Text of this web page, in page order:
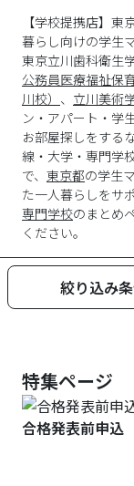
【学校提携店】
暮らし向けの学生
東京立川歯科衛生
公務員医療福祉保
川校） 、 立川美術
ン・アパート・学
お部屋探しをする
線・大学・専門学
で、 東京都の学生
た一人暮らしをサ
専門学校のまとめ
ください。
絞り込み
特集ページ
合格発表前申込